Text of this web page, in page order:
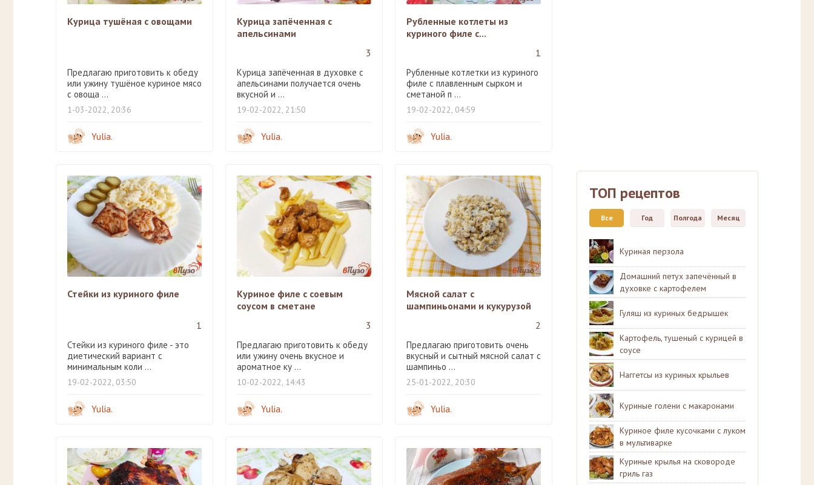
Курица тушёная с овощами
Предлагаю приготовить к обеду
или ужину тушёное куриное мясо
с овоща ...
1-03-2022, 20:36
Yulia.
Курица запёченная с
апельсинами
3
Курица запёченная в духовке с
апельсинами получается очень
вкусной и ...
19-02-2022, 21:50
Yulia.
Рубленные котлеты из
куриного филе с...
1
Рубленные котлетки из куриного
филе с плавленным сырком и
сметаной п ...
19-02-2022, 04:59
Yulia.
Стейки из куриного филе
1
Стейки из куриного филе - это
диетический вариант с
минимальным коли ...
19-02-2022, 03:50
Yulia.
Куриное филе с соевым
соусом в сметане
3
Предлагаю приготовить к обеду
или ужину очень вкусное и
ароматное ку ...
10-02-2022, 14:43
Yulia.
Мясной салат с
шампиньонами и кукурузой
2
Предлагаю приготовить очень
вкусный и сытный мясной салат с
шампиньо ...
25-01-2022, 20:30
Yulia.
ТОП рецептов
Все Год Полгода Месяц
Куриная перзола
Домашний петух запечённый в
духовке с картофелем
Гуляш из куриных бедрышек
Картофель, тушеный с курицей в
соусе
Наггетсы из куриных крыльев
Куриные голени с макаронами
Куриное филе кусочками с луком
в мультиварке
Куриные крылья на сковороде
гриль газ